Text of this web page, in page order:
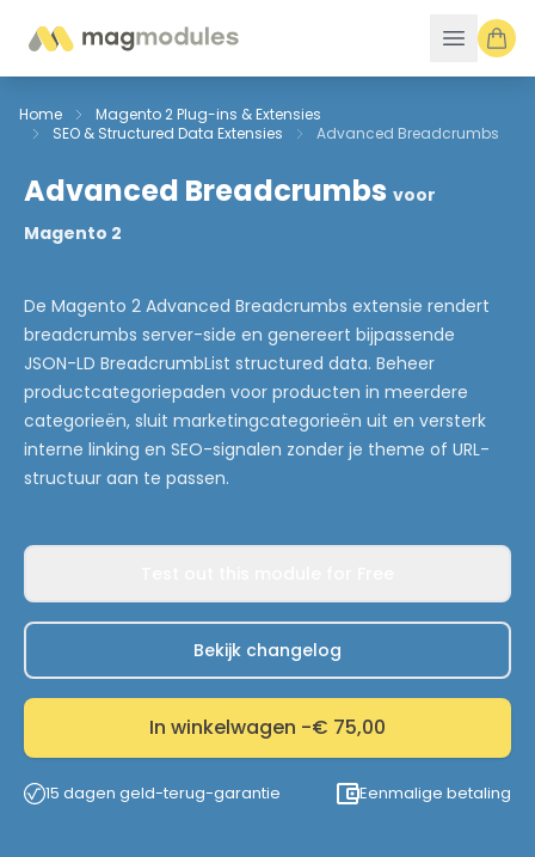
Home
Magento 2 Plug-ins & Extensies
SEO & Structured Data Extensies
Advanced Breadcrumbs
Advanced Breadcrumbs voor
Magento 2
De Magento 2 Advanced Breadcrumbs extensie rendert
breadcrumbs server-side en genereert bijpassende
JSON-LD BreadcrumbList structured data. Beheer
productcategoriepaden voor producten in meerdere
categorieën, sluit marketingcategorieën uit en versterk
interne linking en SEO-signalen zonder je theme of URL-
structuur aan te passen.
Bekijk changelog
In winkelwagen -€ 75,00
15 dagen geld-terug-garantie Eenmalige betaling